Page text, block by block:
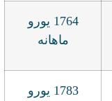
1764 یورو
ماهانه
1783 یورو